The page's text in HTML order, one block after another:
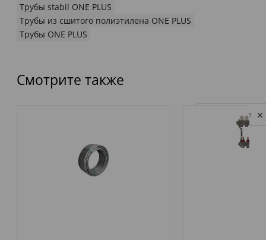
Трубы stabil ONE PLUS
Трубы из сшитого полиэтилена ONE PLUS
Трубы ONE PLUS
Смотрите также
Privacy notice